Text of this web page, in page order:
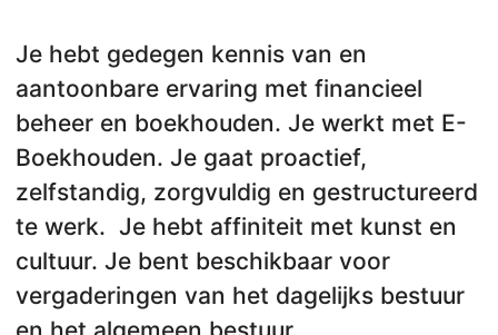
Je hebt gedegen kennis van en
aantoonbare ervaring met financieel
beheer en boekhouden. Je werkt met E-
Boekhouden. Je gaat proactief,
zelfstandig, zorgvuldig en gestructureerd
te werk. Je hebt affiniteit met kunst en
cultuur. Je bent beschikbaar voor
vergaderingen van het dagelijks bestuur